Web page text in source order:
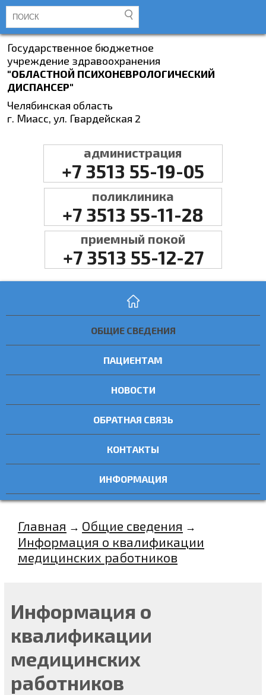
Государственное бюджетное
учреждение здравоохранения
"ОБЛАСТНОЙ ПСИХОНЕВРОЛОГИЧЕСКИЙ
ДИСПАНСЕР"
Челябинская область
г. Миасс, ул. Гвардейская 2
администрация
+7 3513 55-19-05
поликлиника
+7 3513 55-11-28
приемный покой
+7 3513 55-12-27
ОБЩИЕ СВЕДЕНИЯ
ПАЦИЕНТАМ
НОВОСТИ
ОБРАТНАЯ СВЯЗЬ
КОНТАКТЫ
ИНФОРМАЦИЯ
Главная → Общие сведения →
Информация о квалификации
медицинских работников
Информация о
квалификации
медицинских
работников